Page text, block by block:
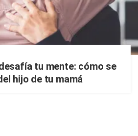
tu mente: cómo se
hijo de tu mamá